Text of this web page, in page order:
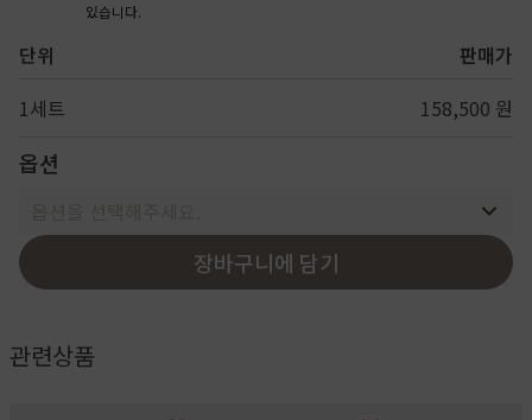
있습니다.
단위
판매가
1세트
158,500 원
옵션
장바구니에 담기
관련상품